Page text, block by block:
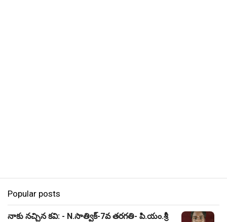
Popular posts
నాకు నచ్చిన కవి: - N.సాత్విక్-7వ తరగతి- పి.యం.శ్రీ